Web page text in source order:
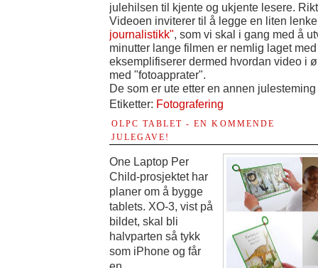
julehilsen til kjente og ukjente lesere.
Videoen inviterer til å legge en liten
journalistikk", som vi skal i gang med å
minutter lange filmen er nemlig laget
eksemplifiserer dermed hvordan video i
med "fotoapprater".
De som er ute etter en annen
Etiketter: Fotografering
OLPC TABLET - EN KOMMENDE
JULEGAVE!
One Laptop Per
Child-prosjektet har
planer om å bygge
tablets. XO-3, vist på
bildet, skal bli
halvparten så tykk
som iPhone og får